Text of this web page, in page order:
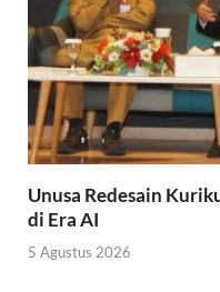
Unusa Redesain
di Era AI
5 Agustus 2026